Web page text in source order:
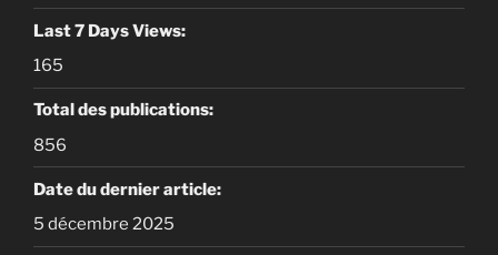
Last 7 Days Views:
165
Total des publications:
856
Date du dernier article:
5 décembre 2025